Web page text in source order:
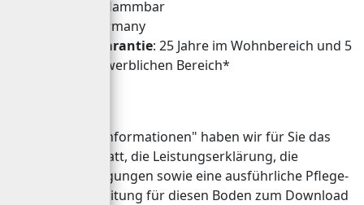
schwer entflammbar
made in Germany
MEISTER-Garantie: 25 Jahre im Wohnbereich und 5
Jahre im gewerblichen Bereich*
Im Tab "techn. Informationen" haben wir für Sie das
Produktdatenblatt, die Leistungserklärung, die
*Garantiebedingungen sowie eine ausführliche Pflege-
und Verlegeanleitung für diesen Boden zum Download